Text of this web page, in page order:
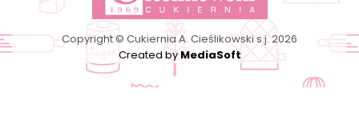
Copyright © Cukiernia A. Cieślikowski s.j. 2026
Created byMediaSoft